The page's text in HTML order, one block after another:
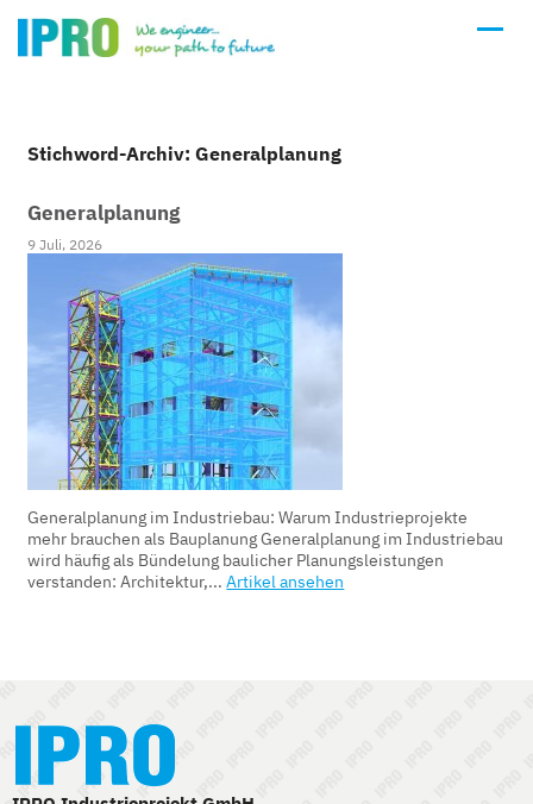
Stichword-Archiv: Generalplanung
Generalplanung
9 Juli, 2026
Generalplanung im Industriebau: Warum Industrieprojekte
mehr brauchen als Bauplanung Generalplanung im Industriebau
wird häufig als Bündelung baulicher Planungsleistungen
verstanden: Architektur,...Artikel ansehen